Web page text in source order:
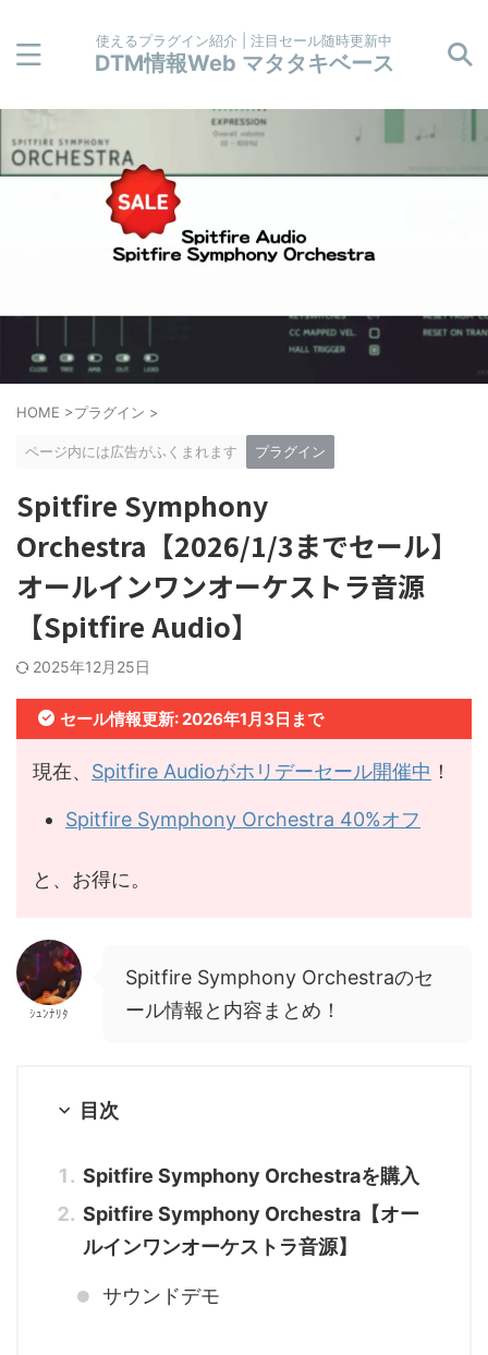
使えるプラグイン紹介 | 注目セール随時更新中
DTM情報Web マタタキベース
HOME >プラグイン >
ページ内には広告がふくまれます プラグイン
Spitfire Symphony
Orchestra【2026/1/3までセール】
オールインワンオーケストラ音源
【Spitfire Audio】
2025年12月25日
セール情報更新: 2026年1月3日まで
現在、 Spitfire Audioがホリデーセール開催中 ！
Spitfire Symphony Orchestra 40%オフ
と、お得に。
ｼｭﾝﾅﾘﾀ
Spitfire Symphony Orchestraのセ
ール情報と内容まとめ！
目次
Spitfire Symphony Orchestraを購入
Spitfire Symphony Orchestra【オー
ルインワンオーケストラ音源】
サウンドデモ